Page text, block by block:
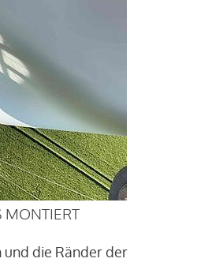
MONTIERT
und die Ränder der